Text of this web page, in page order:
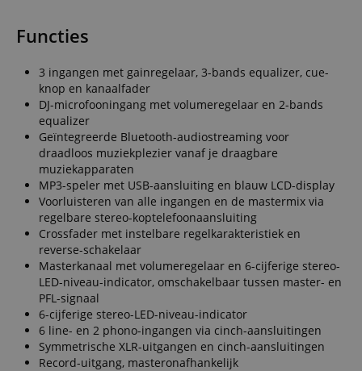
Functies
3 ingangen met gainregelaar, 3-bands equalizer, cue-
knop en kanaalfader
DJ-microfooningang met volumeregelaar en 2-bands
equalizer
Geïntegreerde Bluetooth-audiostreaming voor
draadloos muziekplezier vanaf je draagbare
muziekapparaten
MP3-speler met USB-aansluiting en blauw LCD-display
Voorluisteren van alle ingangen en de mastermix via
regelbare stereo-koptelefoonaansluiting
Crossfader met instelbare regelkarakteristiek en
reverse-schakelaar
Masterkanaal met volumeregelaar en 6-cijferige stereo-
LED-niveau-indicator, omschakelbaar tussen master- en
PFL-signaal
6-cijferige stereo-LED-niveau-indicator
6 line- en 2 phono-ingangen via cinch-aansluitingen
Symmetrische XLR-uitgangen en cinch-aansluitingen
Record-uitgang, masteronafhankelijk